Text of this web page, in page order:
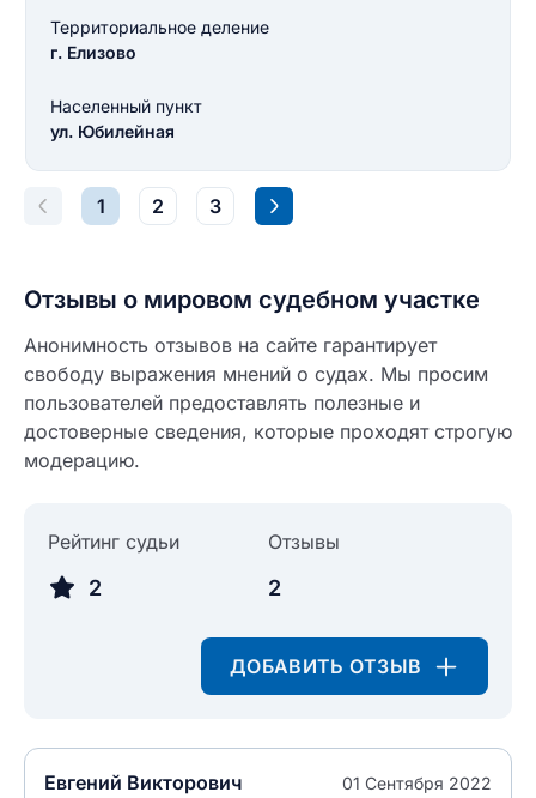
Территориальное деление
г. Елизово
Населенный пункт
ул. Юбилейная
1 2 3
Отзывы о мировом судебном участке
Анонимность отзывов на сайте гарантирует
свободу выражения мнений о судах. Мы просим
пользователей предоставлять полезные и
достоверные сведения, которые проходят строгую
модерацию.
Рейтинг судьи
2
Отзывы
2
ДОБАВИТЬ ОТЗЫВ
Евгений Викторович 01 Сентября 2022
0/500
Как вы оцените судебный участок?
разрешить публикацию отзыва
Введите свой номер телефона
Ответ на отзыв
разрешить публикацию отзыва
ОСТАВИТЬ ОТЗЫВ
Название населенного пункта
НАЙТИ МЕНЯ
ЗАКРЫТЬ СОХРАНИТЬ